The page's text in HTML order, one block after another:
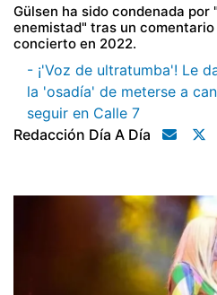
Gülsen ha sido condenada
enemistad" tras un
concierto en 2022.
- ¡'Voz de ultratumba'! Le
la 'osadía' de meterse a
seguir en Calle 7
Redacción Día A Día